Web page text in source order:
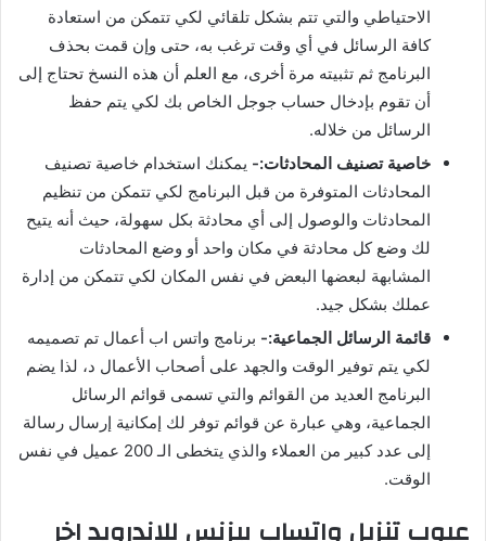
الاحتياطي والتي تتم بشكل تلقائي لكي تتمكن من استعادة
كافة الرسائل في أي وقت ترغب به، حتى وإن قمت بحذف
البرنامج ثم تثبيته مرة أخرى، مع العلم أن هذه النسخ تحتاج إلى
أن تقوم بإدخال حساب جوجل الخاص بك لكي يتم حفظ
الرسائل من خلاله.
خاصية تصنيف المحادثات:- يمكنك استخدام خاصية تصنيف
المحادثات المتوفرة من قبل البرنامج لكي تتمكن من تنظيم
المحادثات والوصول إلى أي محادثة بكل سهولة، حيث أنه يتيح
لك وضع كل محادثة في مكان واحد أو وضع المحادثات
المشابهة لبعضها البعض في نفس المكان لكي تتمكن من إدارة
عملك بشكل جيد.
قائمة الرسائل الجماعية:- برنامج واتس اب أعمال تم تصميمه
لكي يتم توفير الوقت والجهد على أصحاب الأعمال د، لذا يضم
البرنامج العديد من القوائم والتي تسمى قوائم الرسائل
الجماعية، وهي عبارة عن قوائم توفر لك إمكانية إرسال رسالة
إلى عدد كبير من العملاء والذي يتخطى الـ 200 عميل في نفس
الوقت.